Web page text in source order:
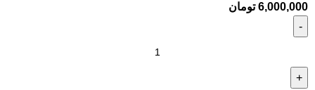
6,000,000 تومان